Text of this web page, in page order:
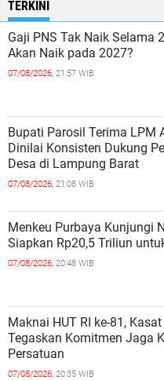
TERKINI
Gaji PNS Tak Naik Selama
Akan Naik pada 2027?
07/08/2026, 21:57 WIB
Bupati Parosil Terima LPM
Dinilai Konsisten Dukung
Desa di Lampung Barat
07/08/2026, 21:08 WIB
Menkeu Purbaya Kunjungi
Siapkan Rp20,5 Triliun
07/08/2026, 20:48 WIB
Maknai HUT RI ke-81,
Tegaskan Komitmen Jaga
Persatuan
07/08/2026, 20:35 WIB